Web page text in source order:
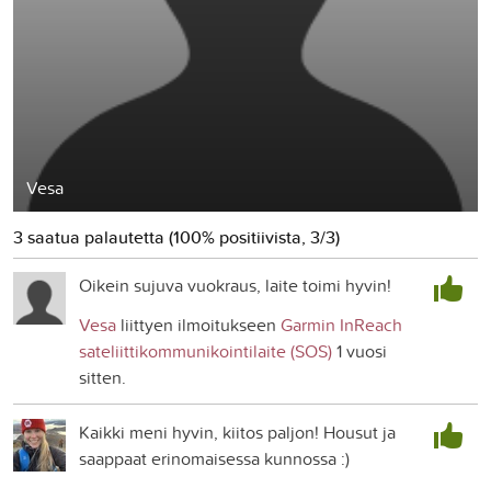
Vesa
3 saatua palautetta (100% positiivista, 3/3)
Oikein sujuva vuokraus, laite toimi hyvin!
Vesa liittyen ilmoitukseen Garmin InReach
sateliittikommunikointilaite (SOS)1 vuosi
sitten.
Kaikki meni hyvin, kiitos paljon! Housut ja
saappaat erinomaisessa kunnossa :)